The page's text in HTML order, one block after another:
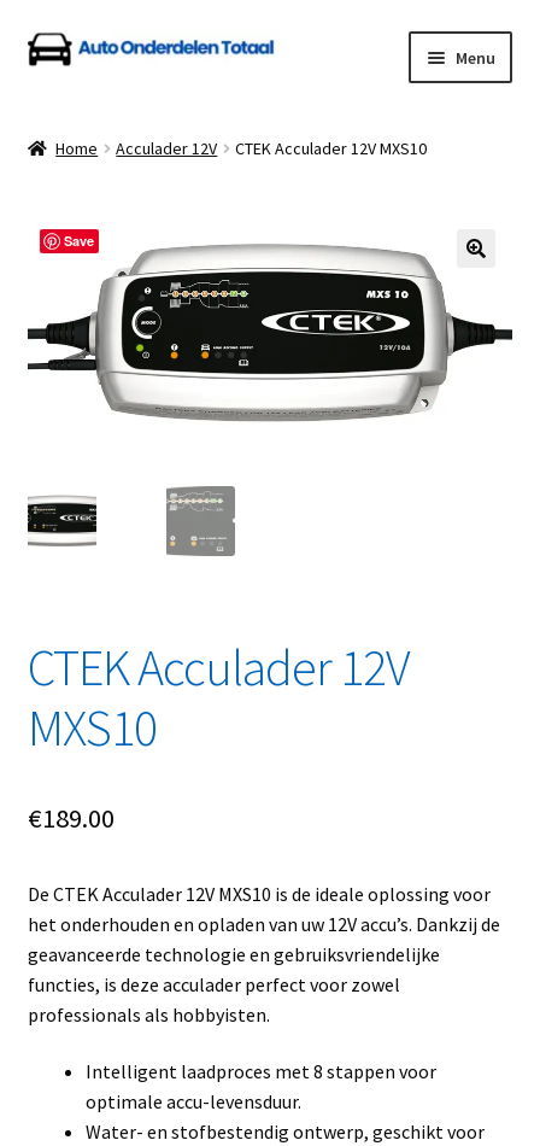
Ga
door
navigatie
Ga
naar
inhoud
Menu
Auto Onderdelen Shop
Betalen en Verzenden
Blog
Klantenservice
Over Ons
Overzicht
Privacybeleid
Retourbeleid
Videos
Winkelwagen
Home Acculader 12V CTEK Acculader 12V MXS10
Save
CTEK Acculader 12V
MXS10
€189.00
De CTEK Acculader 12V MXS10 is de ideale oplossing voor
het onderhouden en opladen van uw 12V accu’s. Dankzij de
geavanceerde technologie en gebruiksvriendelijke
functies, is deze acculader perfect voor zowel
professionals als hobbyisten.
Intelligent laadproces met 8 stappen voor
optimale accu-levensduur.
Water- en stofbestendig ontwerp, geschikt voor